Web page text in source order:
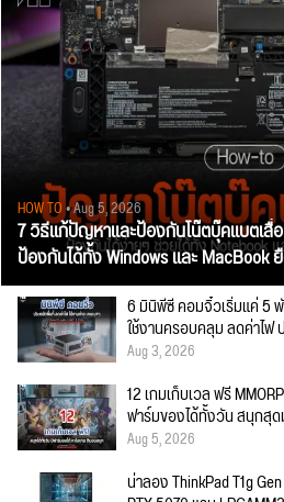
HOW TO• Aug 5, 2026
7 วิธีแก้ปัญหาและป้องกันโน๊ตบุ๊คแบตเสื่
ป้องกันได้ทั้ง Windows และ MacBook
6 มินิพีซี คอมจิ๋วเริ่มแค่ 5
ใช้งานครอบคลุม ลดค่าไฟ
Aug 3, 2026
12 เกมเก็บเวล ฟรี
ฟาร์มของได้ทั้งวัน สนุกสุ
Aug 5, 2026
น่าลอง ThinkPad T1g